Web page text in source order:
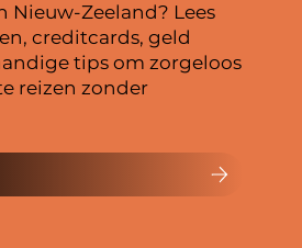
Nieuw-Zeeland? Lees
creditcards, geld
tips om zorgeloos
reizen zonder